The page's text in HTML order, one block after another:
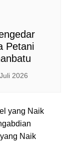
Petani
2026
Naik